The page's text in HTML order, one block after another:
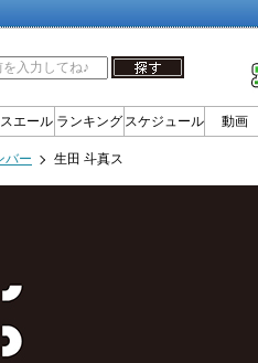
エール ランキング スケジュール 動画
バー 生田 斗真ス